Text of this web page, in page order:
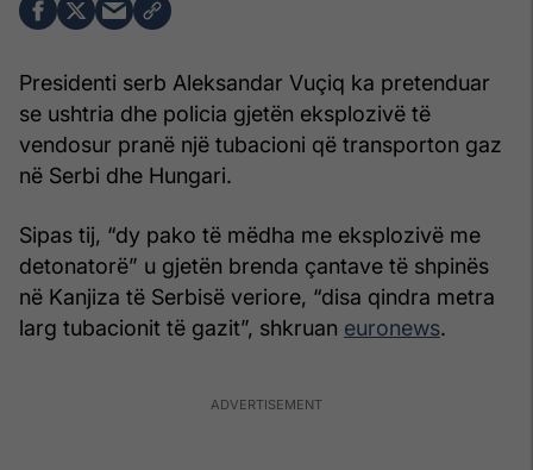
Presidenti serb Aleksandar Vuçiq ka pretenduar
se ushtria dhe policia gjetën eksplozivë të
vendosur pranë një tubacioni që transporton gaz
në Serbi dhe Hungari.
Sipas tij, “dy pako të mëdha me eksplozivë me
detonatorë” u gjetën brenda çantave të shpinës
në Kanjiza të Serbisë veriore, “disa qindra metra
larg tubacionit të gazit”, shkruan euronews.